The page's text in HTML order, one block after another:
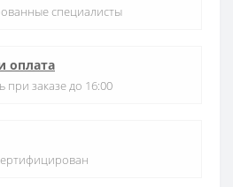
специалисты
оплата
при заказе до 16:00